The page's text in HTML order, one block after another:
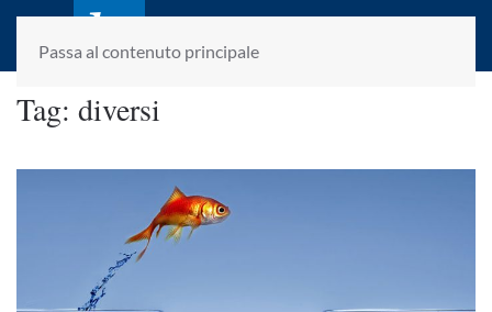
Passa al contenuto principale
laletteraturaenoi.it
fondato da Romano Luperini
Tag: diversi